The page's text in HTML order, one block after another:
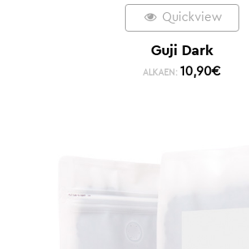
Quickview
Guji Dark
ALKAEN: 10,90€